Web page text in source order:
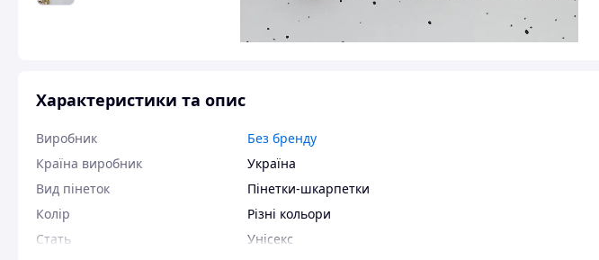
Характеристики та опис
Виробник
Без бренду
Країна виробник
Україна
Вид пінеток
Пінетки-шкарпетки
Колір
Різні кольори
Стать
Унісекс